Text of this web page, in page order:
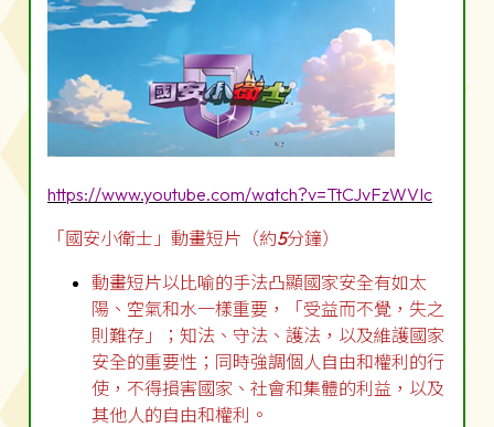
https://www.youtube.com/watch?v=TtCJvFzWVIc
「國安小衛士」動畫短片（約5分鐘）
動畫短片以比喻的手法凸顯國家安全有如太
陽、空氣和水一樣重要，「受益而不覺，失之
則難存」；知法、守法、護法，以及維護國家
安全的重要性；同時強調個人自由和權利的行
使，不得損害國家、社會和集體的利益，以及
其他人的自由和權利。